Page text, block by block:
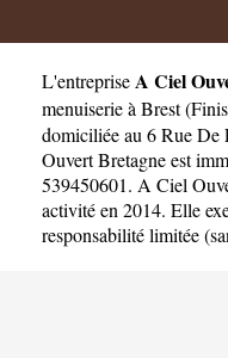
L'entrepriseA Ciel
menuiserie à Brest(
domiciliée au 6 Rue De
Ouvert Bretagne est
539450601. A Ciel
activité en 2014. Elle
responsabilité limitée